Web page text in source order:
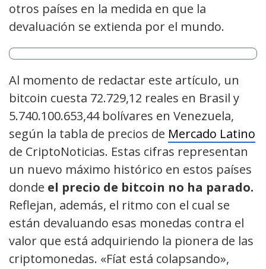
otros países en la medida en que la
devaluación se extienda por el mundo.
Al momento de redactar este artículo, un
bitcoin cuesta 72.729,12 reales en Brasil y
5.740.100.653,44 bolívares en Venezuela,
según la tabla de precios de Mercado Latino
de CriptoNoticias. Estas cifras representan
un nuevo máximo histórico en estos países
donde el precio de bitcoin no ha parado.
Reflejan, además, el ritmo con el cual se
están devaluando esas monedas contra el
valor que está adquiriendo la pionera de las
criptomonedas. «Fíat está colapsando»,